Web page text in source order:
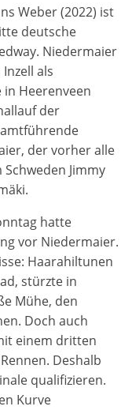
Weber (2022) ist
deutsche
Niedermaier
als
Heerenveen
der
der vorher alle
Jimmy
hatte
vor Niedermaier.
Haarahiltunen
stürzte in
Mühe, den
Doch auch
einem dritten
Deshalb
qualifizieren.
Kurve
nutzbar zu
die Website nicht
zu
Website.